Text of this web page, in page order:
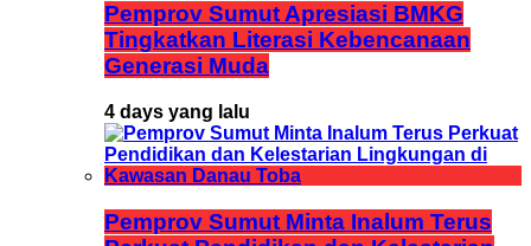
Pemprov Sumut Apresiasi BMKG
Tingkatkan Literasi Kebencanaan
Generasi Muda
4 days yang lalu
Pemprov Sumut Minta Inalum Terus